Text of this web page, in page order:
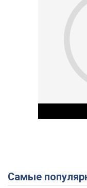
Самые